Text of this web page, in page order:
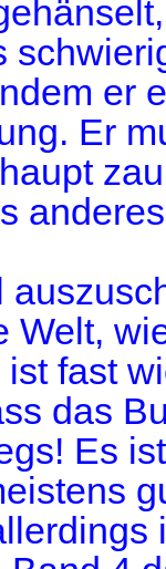
er
Er
Welt,
fast
das
Es